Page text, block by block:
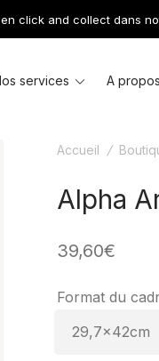
click and collect dans
services
Toggle
A
Accueil /
Alpha
39,60€
Format du